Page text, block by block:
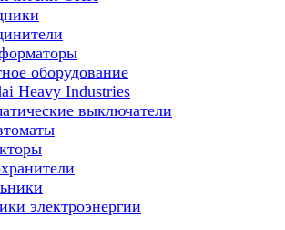
оборудование
Heavy Industries
выключатели
электроэнергии